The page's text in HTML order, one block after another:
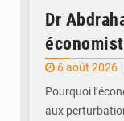
Dr
6 août 2026
Pourquoi
aux